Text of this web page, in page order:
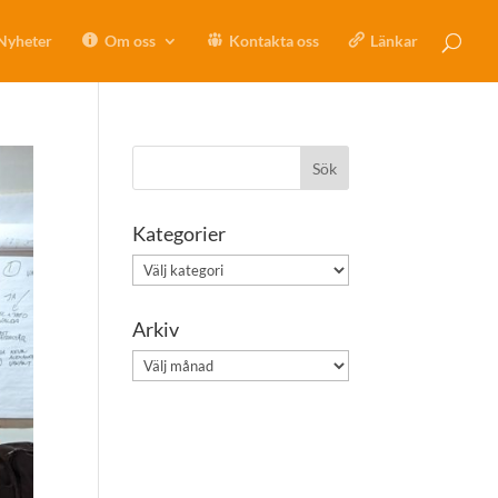
Om oss Kontakta oss Länkar
Kategorier
Kategorier
Arkiv
Arkiv